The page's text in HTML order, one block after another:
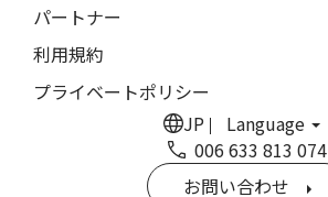
ユイテュン・マンション
YiuTeung Mansion
ポッケイ・ホテル・シャオシン
POKKEI Hotel Shaoxing
リーウ・ハウス
パートナー
利用規約
プライベートポリシー
JP
Language
006 633 813 074
お問い合わせ